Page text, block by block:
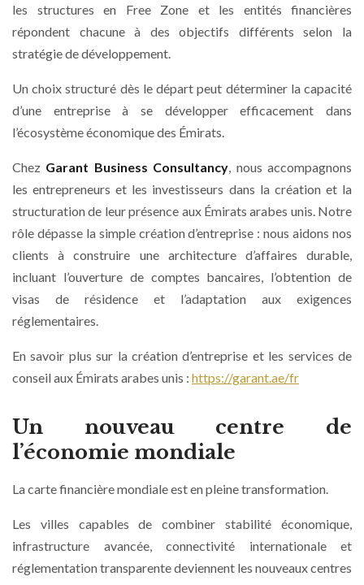
les structures en Free Zone et les entités financières
répondent chacune à des objectifs différents selon la
stratégie de développement.
Un choix structuré dès le départ peut déterminer la capacité
d’une entreprise à se développer efficacement dans
l’écosystème économique des Émirats.
Chez Garant Business Consultancy , nous accompagnons
les entrepreneurs et les investisseurs dans la création et la
structuration de leur présence aux Émirats arabes unis. Notre
rôle dépasse la simple création d’entreprise : nous aidons nos
clients à construire une architecture d’affaires durable,
incluant l’ouverture de comptes bancaires, l’obtention de
visas de résidence et l’adaptation aux exigences
réglementaires.
En savoir plus sur la création d’entreprise et les services de
conseil aux Émirats arabes unis : https://garant.ae/fr
Un nouveau centre de
l’économie mondiale
La carte financière mondiale est en pleine transformation.
Les villes capables de combiner stabilité économique,
infrastructure avancée, connectivité internationale et
réglementation transparente deviennent les nouveaux centres